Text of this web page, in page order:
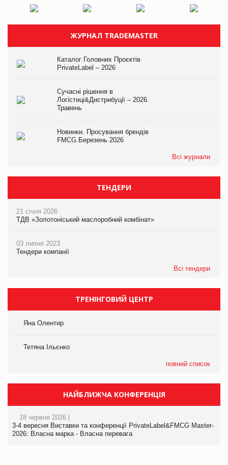
ЖУРНАЛ TRADEMASTER
Каталог Головних Проєктів
PrivateLabel – 2026
Сучасні рішення в
Логістиці&Дистрибуції – 2026.
Травень
Новинки. Просування брендів
FMCG.Березень 2026
Всі журнали
ТЕНДЕРИ
21 січня 2026
ТДВ «Золотоніський маслоробний комбінат»
03 липня 2023
Тендери компанії
Всі тендери
ТРЕНІНГОВИЙ ЦЕНТР
Яна Олентир
Тетяна Ільєнко
повний список
НАЙБЛИЖЧА КОНФЕРЕНЦІЯ
18 червня 2026 |
3-4 вересня Виставки та конференції PrivateLabel&FMCG Master-
2026: Власна марка - Власна перевага